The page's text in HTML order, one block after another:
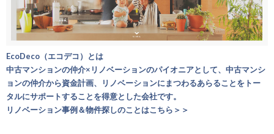
EcoDeco（エコデコ）とは
中古マンションの仲介×リノベーションのパイオニアとして、中古マンシ
ョンの仲介から資金計画、リノベーションにまつわるあらることをトー
タルにサポートすることを得意とした会社です。
リノベーション事例＆物件探しのことはこちら＞＞